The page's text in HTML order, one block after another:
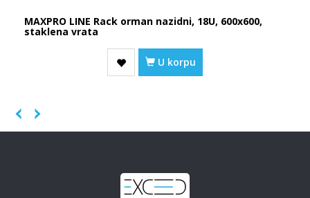
MAXPRO LINE Rack orman nazidni, 18U, 600x600,
staklena vrata
U korpu